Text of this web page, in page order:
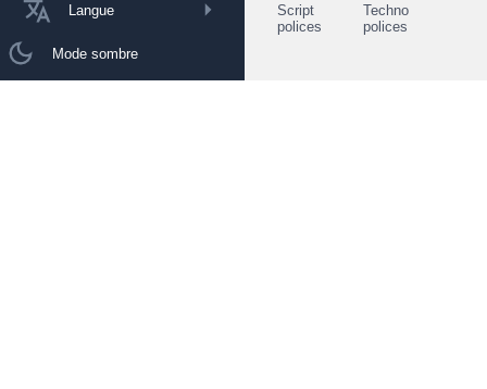
Langue
Mode sombre
Script
polices
Techno
polices